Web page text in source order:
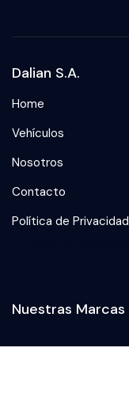
Dalian S.A.
Home
Vehículos
Nosotros
Contacto
Política de Privacidad
Nuestras Marcas